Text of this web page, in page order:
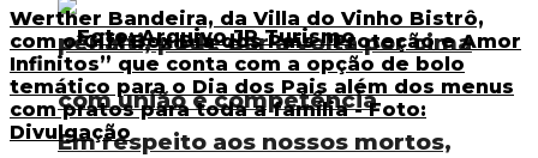
pênalti, pode dar a volta por cima
com união e competência
Em respeito aos nossos mortos,
Werther Bandeira, da Villa do Vinho Bistrô,
com o Gift Box Dia dos Pais “Proteção e Amor
Infinitos” que conta com a opção de bolo
temático para o Dia dos Pais além dos menus
com pratos para toda a família - Foto:
Divulgação